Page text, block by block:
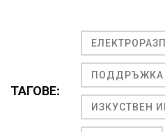
ТАГОВЕ:
ПОДДРЪЖКА
ИЗКУСТВЕН